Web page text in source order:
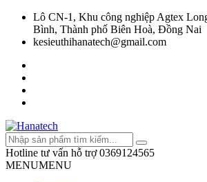
Lô CN-1, Khu công nghiệp Agtex
Bình, Thành phố Biên Hoà, Đồng Nai
kesieuthihanatech@gmail.com
Hotline tư vấn hỗ trợ 0369124565
MENUMENU